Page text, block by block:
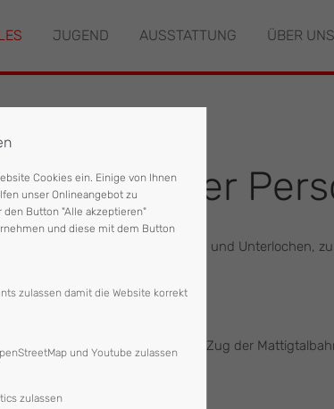
Der Eintrag "offcanvas-col3" existiert
JUGEND AUSSTATTUNG ÜBER UNS
den Feuerwehren Schalchen und Unterlochen,
der Beifahrerseite von einem Zug der
Cookies ein. Einige von Ihnen
unser Onlineangebot zu
den Button "Alle akzeptieren"
und diese mit dem Button
zulassen damit die Website korrekt
und Youtube zulassen
zulassen